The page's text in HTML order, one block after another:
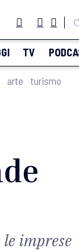
TV
arte turismo
imprese